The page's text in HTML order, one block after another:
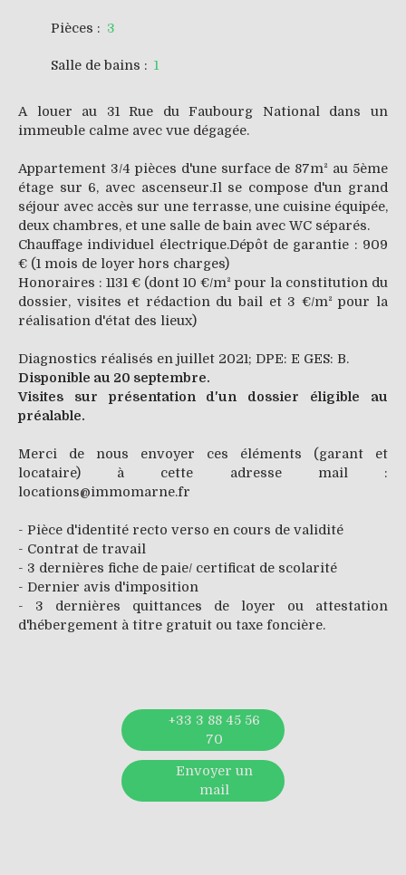
Pièces : 3
Salle de bains : 1
A louer au 31 Rue du Faubourg National dans un
immeuble calme avec vue dégagée.
Appartement 3/4 pièces d'une surface de 87m² au 5ème
étage sur 6, avec ascenseur.Il se compose d'un grand
séjour avec accès sur une terrasse, une cuisine équipée,
deux chambres, et une salle de bain avec WC séparés.
Chauffage individuel électrique.Dépôt de garantie : 909
€ (1 mois de loyer hors charges)
Honoraires : 1131 € (dont 10 €/m² pour la constitution du
dossier, visites et rédaction du bail et 3 €/m² pour la
réalisation d'état des lieux)
Diagnostics réalisés en juillet 2021; DPE: E GES: B.
Disponible au 20 septembre.
Visites sur présentation d'un dossier éligible au
préalable.
Merci de nous envoyer ces éléments (garant et
locataire) à cette adresse mail :
locations@immomarne.fr
- Pièce d'identité recto verso en cours de validité
- Contrat de travail
- 3 dernières fiche de paie/ certificat de scolarité
- Dernier avis d'imposition
- 3 dernières quittances de loyer ou attestation
d'hébergement à titre gratuit ou taxe foncière.
+33 3 88 45 56
70
Envoyer un
mail